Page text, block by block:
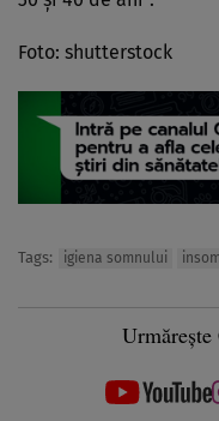
Foto: shutterstock
Tags: igiena somnului